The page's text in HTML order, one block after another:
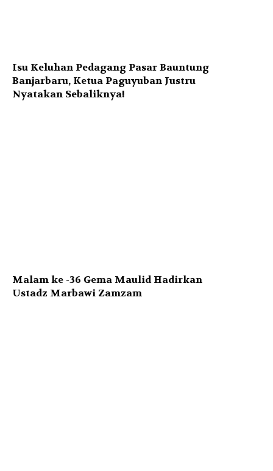
Isu Keluhan Pedagang Pasar Bauntung
Banjarbaru, Ketua Paguyuban Justru
Nyatakan Sebaliknya!
Malam ke -36 Gema Maulid Hadirkan
Ustadz Marbawi Zamzam